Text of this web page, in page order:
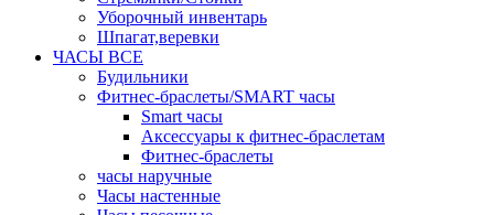
Уборочный инвентарь
Шпагат,веревки
ЧАСЫ ВСЕ
Будильники
Фитнес-браслеты/SMART часы
Smart часы
Аксессуары к фитнес-браслетам
Фитнес-браслеты
часы наручные
Часы настенные